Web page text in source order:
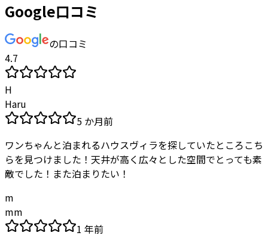
Google口コミ
の口コミ
4.7
H
Haru
5 か月前
ワンちゃんと泊まれるハウスヴィラを探していたところこち
らを見つけました！天井が高く広々とした空間でとっても素
敵でした！また泊まりたい！
m
mm
1 年前